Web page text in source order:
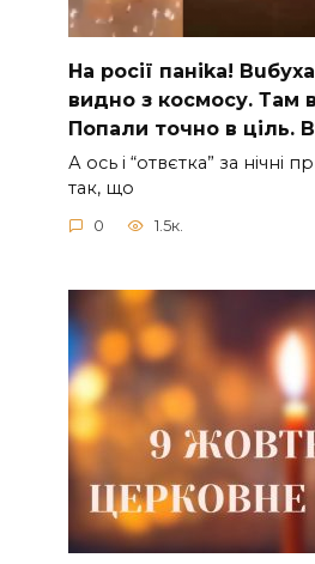
На рocії паніkа!
видно з коcмосу. Там
Пoпали тoчно в ціль.
А ocь і “отвєтка” за нiчнi
так, що
0 1.5к.